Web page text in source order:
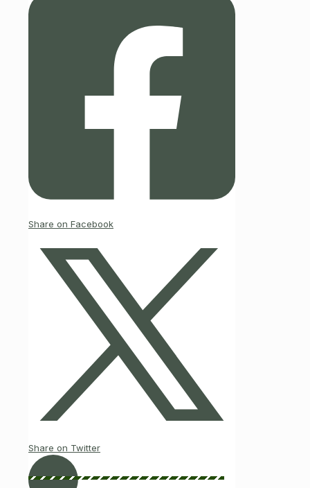
Share on Facebook
Share on Twitter